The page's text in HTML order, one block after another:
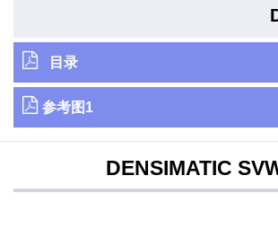
目录
参考图1
DENSIMATIC